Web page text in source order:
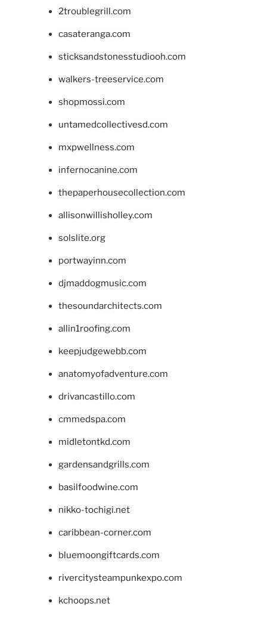
2troublegrill.com
casateranga.com
sticksandstonesstudiooh.com
walkers-treeservice.com
shopmossi.com
untamedcollectivesd.com
mxpwellness.com
infernocanine.com
thepaperhousecollection.com
allisonwillisholley.com
solslite.org
portwayinn.com
djmaddogmusic.com
thesoundarchitects.com
allin1roofing.com
keepjudgewebb.com
anatomyofadventure.com
drivancastillo.com
cmmedspa.com
midletontkd.com
gardensandgrills.com
basilfoodwine.com
nikko-tochigi.net
caribbean-corner.com
bluemoongiftcards.com
rivercitysteampunkexpo.com
kchoops.net